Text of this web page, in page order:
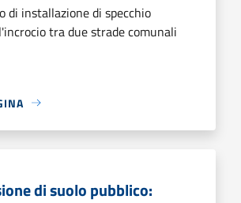
di installazione di specchio
tra due strade comunali
di suolo pubblico: